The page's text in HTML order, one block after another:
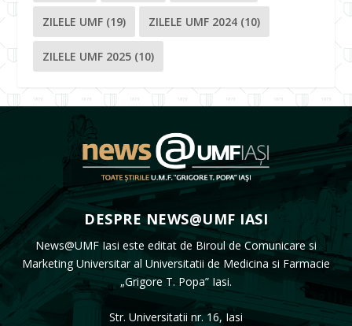
ZILELE UMF (19) ZILELE UMF 2024 (10)
ZILELE UMF 2025 (10)
DESPRE NEWS@UMF IASI
News@UMF Iasi este editat de Biroul de Comunicare si
Marketing Universitar al Universitatii de Medicina si Farmacie
„Grigore T. Popa” Iasi.
Str. Universitatii nr. 16, Iasi